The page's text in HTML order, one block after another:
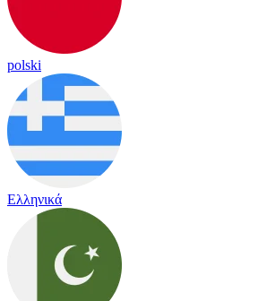
polski
Ελληνικά